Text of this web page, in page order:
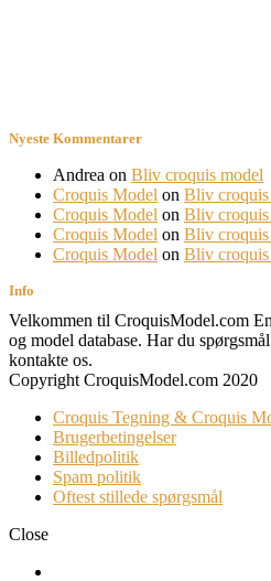
Nyeste Kommentarer
Andrea on Bliv croquis model
Croquis Model on Bliv croquis
Croquis Model on Bliv croquis
Croquis Model on Bliv croquis
Croquis Model on Bliv croquis
Info
Velkommen til CroquisModel.com
og model database. Har du
kontakte os.
Copyright CroquisModel.com 2020
Croquis Tegning & Croquis
Brugerbetingelser
Billedpolitik
Spam politik
Oftest stillede spørgsmål
Close